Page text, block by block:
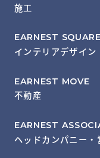
施工
EARNEST SQUARE
インテリアデザイン
EARNEST MOVE
不動産
EARNEST
ヘッドカンパニー・